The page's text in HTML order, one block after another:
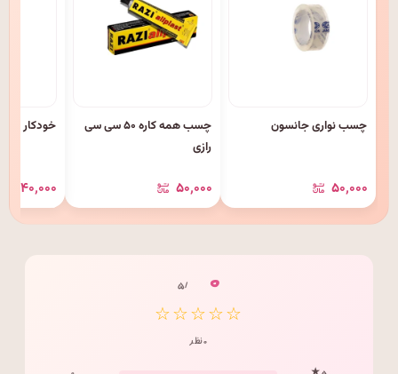
چسب نواری جانسون
۵۰٬۰۰۰
چسب همه کاره ۵۰ سی سی
رازی
۵۰٬۰۰۰
خودکار ۰.۷ سمی ژل آبی پنتر
۴۰٬۰۰۰
۰ / ۵
☆☆☆☆☆
۰ نظر